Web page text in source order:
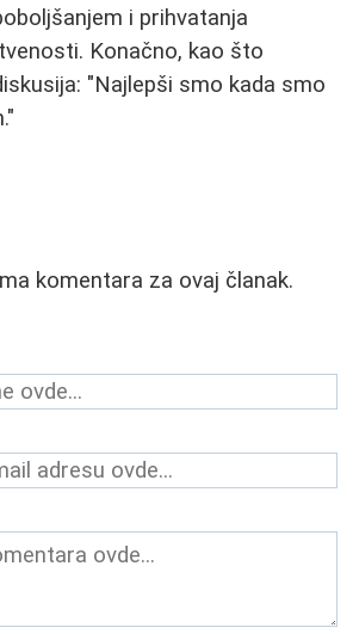
i prihvatanja
Konačno, kao što
"Najlepši smo kada smo
komentara za ovaj članak.